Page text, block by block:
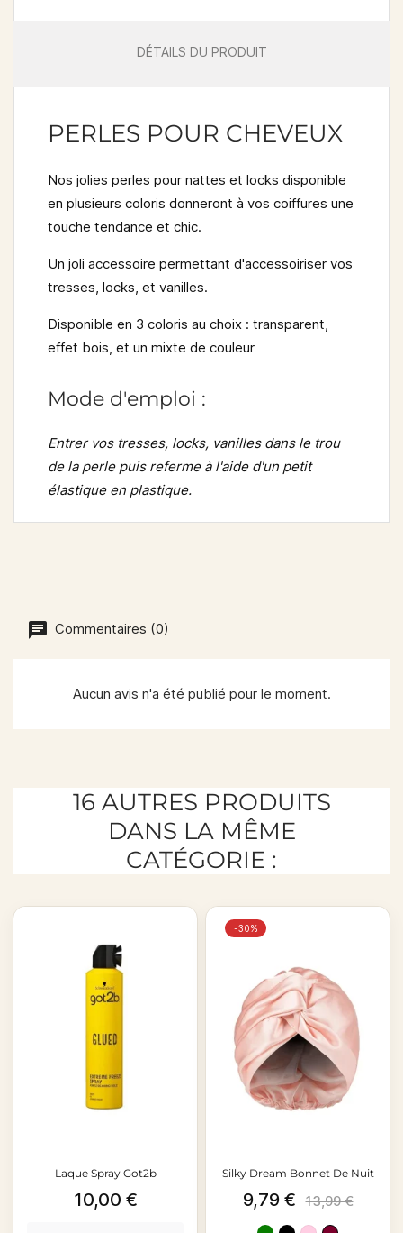
DÉTAILS DU PRODUIT
PERLES POUR CHEVEUX
Nos jolies perles pour nattes et locks disponible
en plusieurs coloris donneront à vos coiffures une
touche tendance et chic.
Un joli accessoire permettant d'accessoiriser vos
tresses, locks, et vanilles.
Disponible en 3 coloris au choix : transparent,
effet bois, et un mixte de couleur
Mode d'emploi :
Entrer vos tresses, locks, vanilles dans le trou
de la perle puis referme à l'aide d'un petit
élastique en plastique.
Commentaires (0)
Aucun avis n'a été publié pour le moment.
16 AUTRES PRODUITS
DANS LA MÊME
CATÉGORIE :
Laque Spray Got2b
Schwarzkopf
Prix
10,00 €
Silky Dream Bonnet De Nuit
Prix
9,79 € Prix
de
13,99 €
-30%